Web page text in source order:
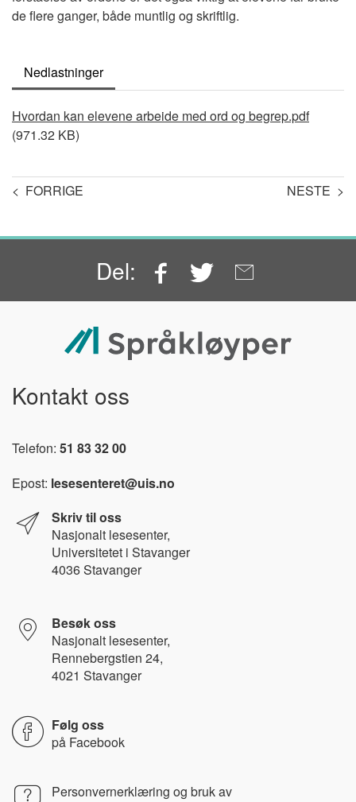
de flere ganger, både muntlig og skriftlig.
Nedlastninger
Document
Hvordan kan elevene arbeide med ord og begrep.pdf
(971.32 KB)
< FORRIGE NESTE >
Del: Facebook
Twitter
Kontakt oss
Telefon: 51 83 32 00
Epost: lesesenteret@uis.no
Skriv til oss
Nasjonalt lesesenter,
Universitetet i Stavanger
4036 Stavanger
Besøk oss
Nasjonalt lesesenter,
Rennebergstien 24,
4021 Stavanger
Følg oss
på Facebook
Personvernerklæring og bruk av